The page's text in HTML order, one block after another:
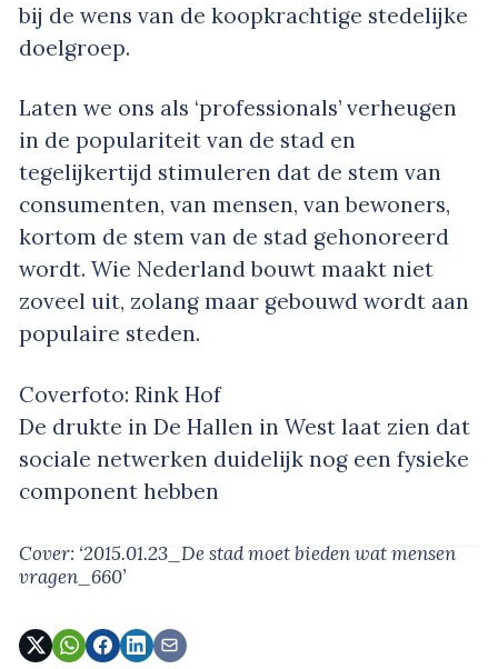
bij de wens van de koopkrachtige stedelijke
doelgroep.
Laten we ons als ‘professionals’ verheugen
in de populariteit van de stad en
tegelijkertijd stimuleren dat de stem van
consumenten, van mensen, van bewoners,
kortom de stem van de stad gehonoreerd
wordt. Wie Nederland bouwt maakt niet
zoveel uit, zolang maar gebouwd wordt aan
populaire steden.
Coverfoto: Rink Hof
De drukte in De Hallen in West laat zien dat
sociale netwerken duidelijk nog een fysieke
component hebben
Cover: ‘2015.01.23_De stad moet bieden wat mensen
vragen_660’